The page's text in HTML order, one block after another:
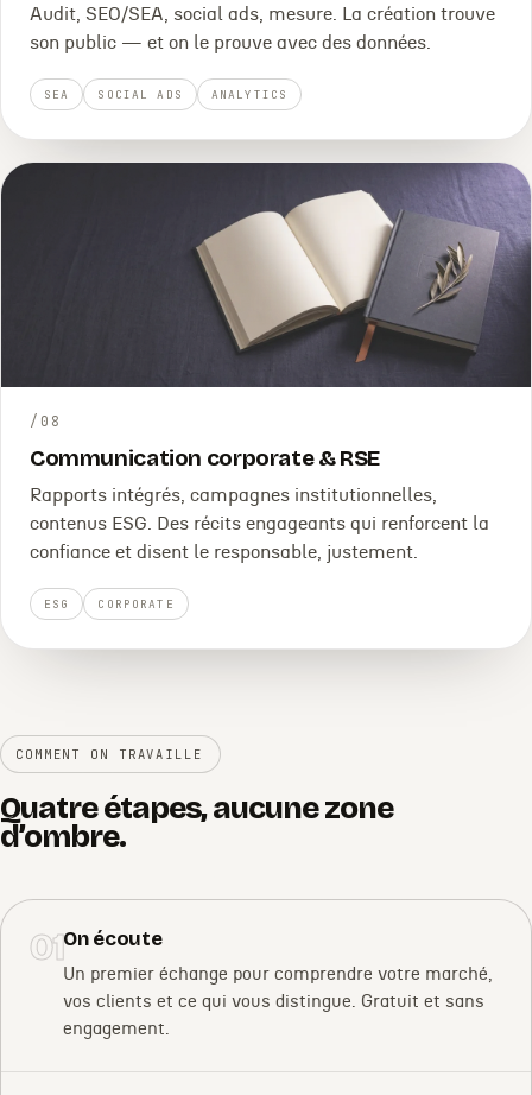
Audit, SEO/SEA, social ads, mesure. La création trouve
son public — et on le prouve avec des données.
SEA SOCIAL ADS ANALYTICS
/ 08
Communication corporate & RSE
Rapports intégrés, campagnes institutionnelles,
contenus ESG. Des récits engageants qui renforcent la
confiance et disent le responsable, justement.
ESG CORPORATE
COMMENT ON TRAVAILLE
Quatre étapes, aucune zone
d’ombre.
01On écoute
Un premier échange pour comprendre votre marché,
vos clients et ce qui vous distingue. Gratuit et sans
engagement.